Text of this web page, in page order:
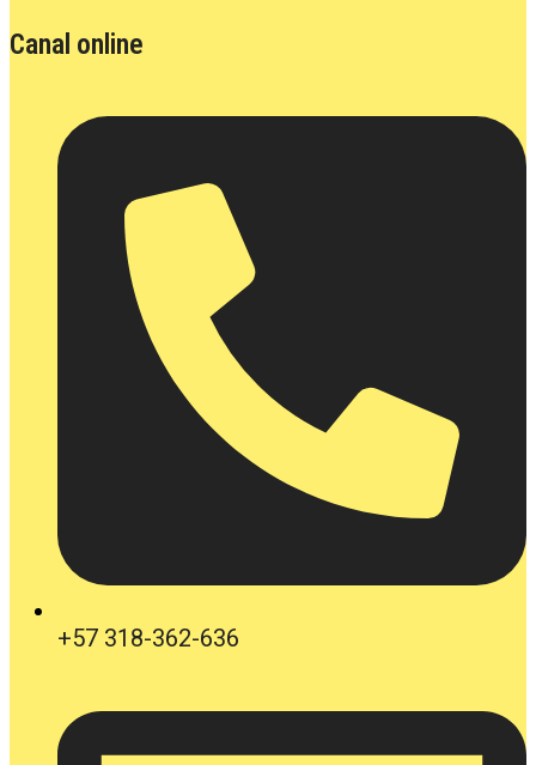
Canal online
+57 318-362-636